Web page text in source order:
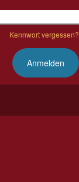
Kennwort vergessen?